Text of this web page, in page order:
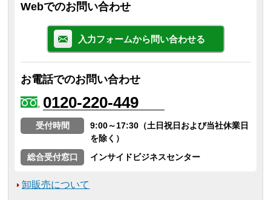
Webでのお問い合わせ
入力フォームから問い合わせる
お電話でのお問い合わせ
0120-220-449
受付時間
9:00～17:30（土日祝日および当社休業日
を除く）
総合受付窓口
インサイドビジネスセンター
卸販売について